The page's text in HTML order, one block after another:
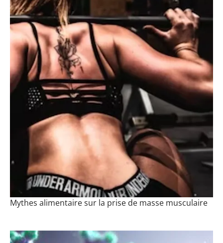
Mythes alimentaire sur la prise de masse musculaire